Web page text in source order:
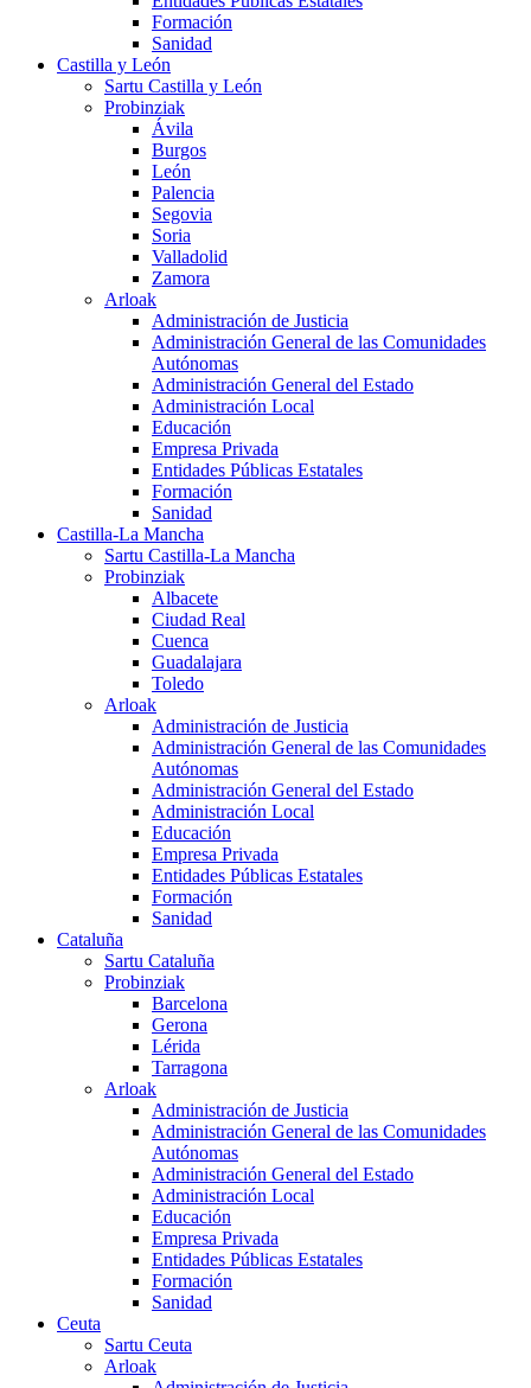
Formación
Sanidad
Castilla y León
Sartu Castilla y León
Probinziak
Ávila
Burgos
León
Palencia
Segovia
Soria
Valladolid
Zamora
Arloak
Administración de Justicia
Administración General de las Comunidades
Autónomas
Administración General del Estado
Administración Local
Educación
Empresa Privada
Entidades Públicas Estatales
Formación
Sanidad
Castilla-La Mancha
Sartu Castilla-La Mancha
Probinziak
Albacete
Ciudad Real
Cuenca
Guadalajara
Toledo
Arloak
Administración de Justicia
Administración General de las Comunidades
Autónomas
Administración General del Estado
Administración Local
Educación
Empresa Privada
Entidades Públicas Estatales
Formación
Sanidad
Cataluña
Sartu Cataluña
Probinziak
Barcelona
Gerona
Lérida
Tarragona
Arloak
Administración de Justicia
Administración General de las Comunidades
Autónomas
Administración General del Estado
Administración Local
Educación
Empresa Privada
Entidades Públicas Estatales
Formación
Sanidad
Ceuta
Sartu Ceuta
Arloak